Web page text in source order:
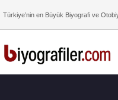
Türkiye’nin en Büyük Biyografi ve